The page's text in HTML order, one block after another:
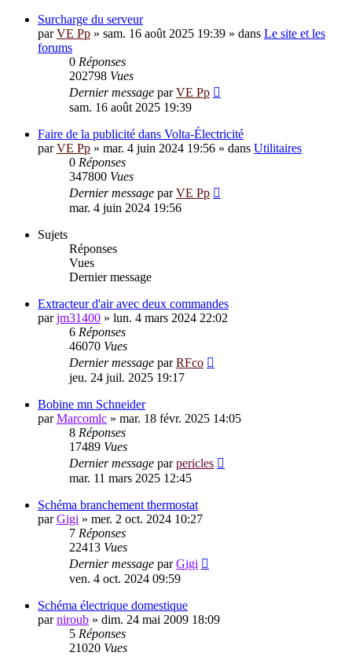
Surcharge du serveur
parVE Pp » sam. 16 août 2025 19:39 » dans Le site et les
forums
0 Réponses
202798 Vues
Dernier message parVE Pp
sam. 16 août 2025 19:39
Faire de la publicité dans Volta-Électricité
parVE Pp » mar. 4 juin 2024 19:56 » dans Utilitaires
0 Réponses
347800 Vues
Dernier message parVE Pp
mar. 4 juin 2024 19:56
Sujets
Réponses
Vues
Dernier message
Extracteur d'air avec deux commandes
parjm31400 » lun. 4 mars 2024 22:02
6 Réponses
46070 Vues
Dernier message parRFco
jeu. 24 juil. 2025 19:17
Bobine mn Schneider
parMarcomlc » mar. 18 févr. 2025 14:05
8 Réponses
17489 Vues
Dernier message parpericles
mar. 11 mars 2025 12:45
Schéma branchement thermostat
parGigi » mer. 2 oct. 2024 10:27
7 Réponses
22413 Vues
Dernier message parGigi
ven. 4 oct. 2024 09:59
Schéma électrique domestique
parniroub » dim. 24 mai 2009 18:09
5 Réponses
21020 Vues